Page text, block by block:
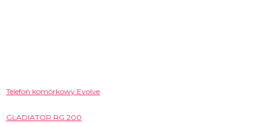
Telefon komórkowy Evolve
GLADIATOR RG 200